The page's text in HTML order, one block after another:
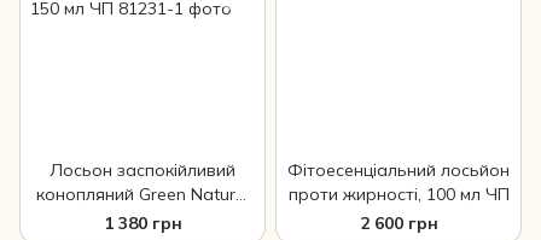
Лосьон заспокійливий
конопляний Green Natural
Lozione Calming Canapa ,
1 380 грн
Фітоесенціальний лосьйон
проти жирності, 100 мл ЧП
2 600 грн